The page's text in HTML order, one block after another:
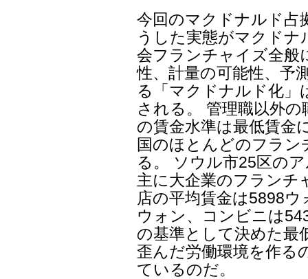
今回のマクドナルド占
うした実態がマクドナ
会フランチャイズ全般
性、計量の可能性、予
る「マクドナルド化」
される。 管理職以外
の賃金水準は最低賃金
国のほとんどのフラ
る。 ソウル市25区の
主に大企業のフランチ
店の平均賃金は5898
ウォン、コンビニは
の基準として決めた最
歪んだ労働環境を作る
ているのだ。